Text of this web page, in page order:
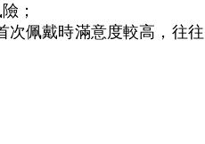
；
次佩戴時滿意度較高，往往